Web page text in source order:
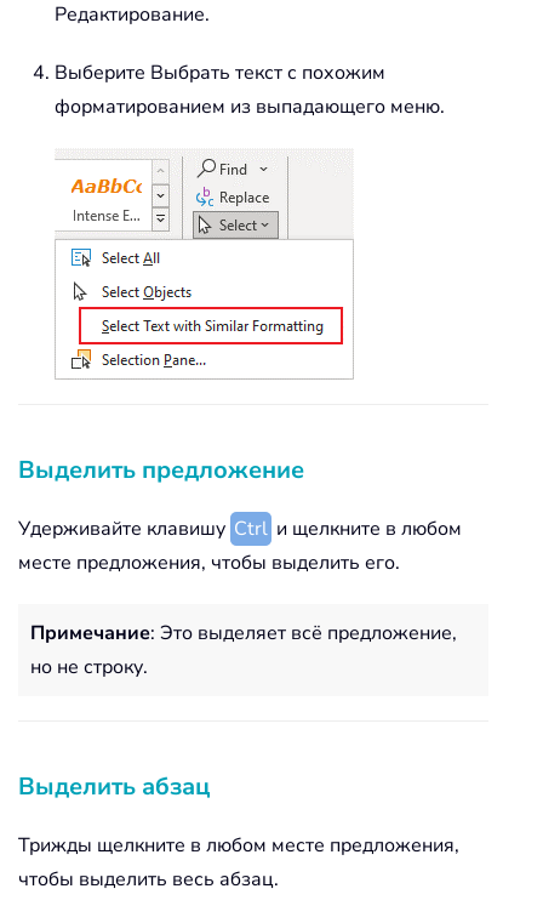
Редактирование.
Выберите Выбрать текст с похожим
форматированием из выпадающего меню.
Выделить предложение
Удерживайте клавишу Ctrl и щелкните в любом
месте предложения, чтобы выделить его.
Примечание: Это выделяет всё предложение,
но не строку.
Выделить абзац
Трижды щелкните в любом месте предложения,
чтобы выделить весь абзац.